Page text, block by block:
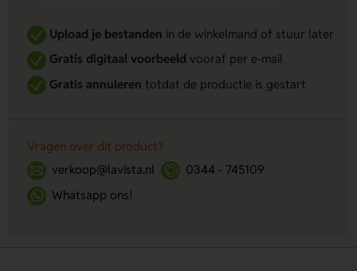
Upload je bestanden in de winkelmand of stuur later
Gratis digitaal voorbeeld vooraf per e-mail
Gratis annuleren totdat de productie is gestart
Vragen over dit product?
verkoop@lavista.nl
0344 - 745109
Whatsapp ons!